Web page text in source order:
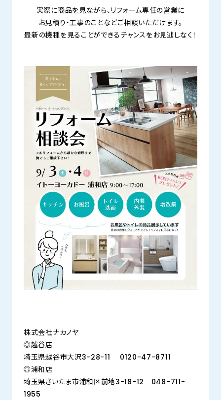
実際に商品を見ながら、リフォーム専任の営業に
お見積り・工事のことなどご相談いただけます。
最新の機種を見ることができるチャンスをお見逃しなく！
株式会社ナカノヤ
◎越谷店
埼玉県越谷市大沢3-28-11 0120-47-8711
◎浦和店
埼玉県さいたま市浦和区前地3-18-12 048-711-
1955